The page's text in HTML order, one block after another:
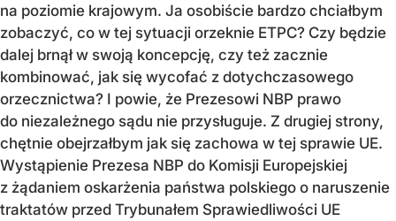
na poziomie krajowym. Ja osobiście bardzo chciałbym
zobaczyć, co w tej sytuacji orzeknie ETPC? Czy będzie
dalej brnął w swoją koncepcję, czy też zacznie
kombinować, jak się wycofać z dotychczasowego
orzecznictwa? I powie, że Prezesowi NBP prawo
do niezależnego sądu nie przysługuje. Z drugiej strony,
chętnie obejrzałbym jak się zachowa w tej sprawie UE.
Wystąpienie Prezesa NBP do Komisji Europejskiej
z żądaniem oskarżenia państwa polskiego o naruszenie
traktatów przed Trybunałem Sprawiedliwości UE